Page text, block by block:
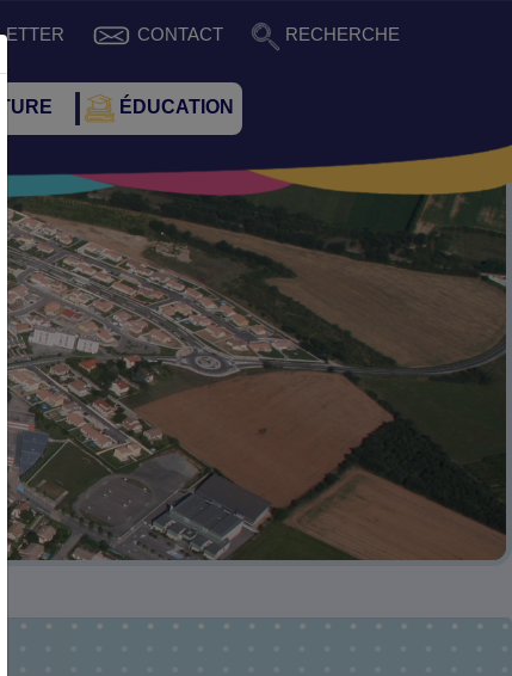
CONTACT RECHERCHE
ÉDUCATION